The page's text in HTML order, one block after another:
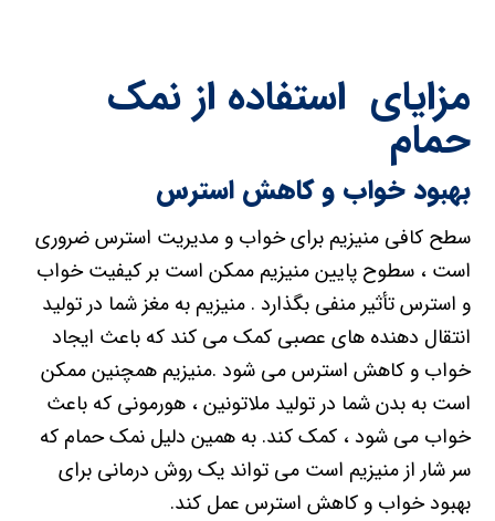
مزایای استفاده از نمک
حمام
بهبود خواب و کاهش استرس
سطح کافی منیزیم برای خواب و مدیریت استرس ضروری
است ، سطوح پایین منیزیم ممکن است بر کیفیت خواب
و استرس تأثیر منفی بگذارد . منیزیم به مغز شما در تولید
انتقال دهنده های عصبی کمک می کند که باعث ایجاد
خواب و کاهش استرس می شود .منیزیم همچنین ممکن
است به بدن شما در تولید ملاتونین ، هورمونی که باعث
خواب می شود ، کمک کند. به همین دلیل نمک حمام که
سر شار از منیزیم است می تواند یک روش درمانی برای
بهبود خواب و کاهش استرس عمل کند.